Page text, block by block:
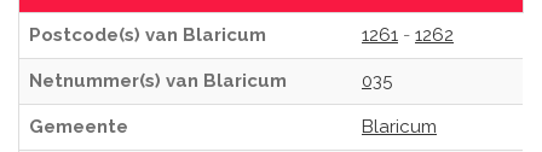
Postcode(s) van Blaricum 1261 - 1262
Netnummer(s) van Blaricum 035
Gemeente Blaricum